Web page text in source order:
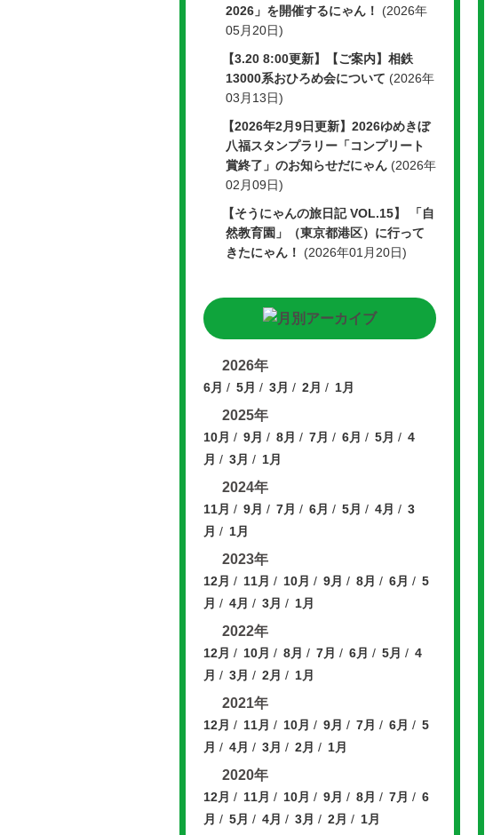
2026」を開催するにゃん！
(2026年
05月20日)
【3.20 8:00更新】【ご案内】相鉄
13000系おひろめ会について (2026年
03月13日)
【2026年2月9日更新】2026ゆめきぼ
八福スタンプラリー「コンプリート
賞終了」のお知らせだにゃん (2026年
02月09日)
【そうにゃんの旅日記 VOL.15】 「自
然教育園」（東京都港区）に行って
きたにゃん！
(2026年01月20日)
2026年
6月 5月 3月 2月 1月
2025年
10月 9月 8月 7月 6月 5月
4
月
3月 1月
2024年
11月 9月 7月 6月 5月 4月
3
月
1月
2023年
12月 11月 10月 9月 8月 6月
5
月
4月 3月 1月
2022年
12月 10月 8月 7月 6月 5月
4
月
3月 2月 1月
2021年
12月 11月 10月 9月 7月 6月
5
月
4月 3月 2月 1月
2020年
12月 11月 10月 9月 8月 7月
6
月
5月 4月 3月 2月 1月